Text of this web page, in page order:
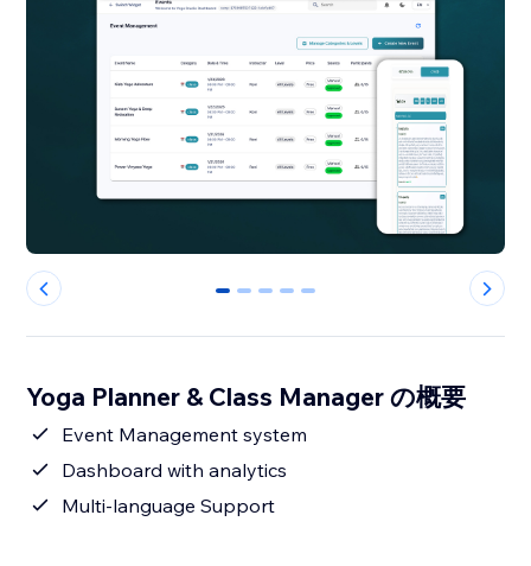
0 1 2 3 4
Yoga Planner & Class Manager の概要
Event Management system
Dashboard with analytics
Multi-language Support